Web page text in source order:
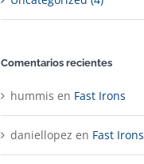
Comentarios recientes
hummis en Fast Irons
daniellopez en Fast Irons